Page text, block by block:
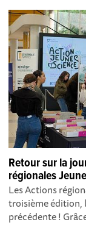
Retour sur la
régionales
Les Actions
troisième édition,
précédente !